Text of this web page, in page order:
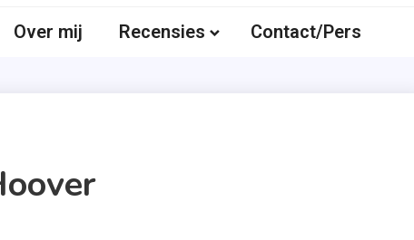
Over mij Recensies Contact/Pers